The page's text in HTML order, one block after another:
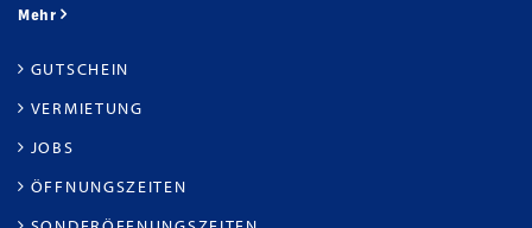
Mehr
GUTSCHEIN
VERMIETUNG
JOBS
ÖFFNUNGSZEITEN